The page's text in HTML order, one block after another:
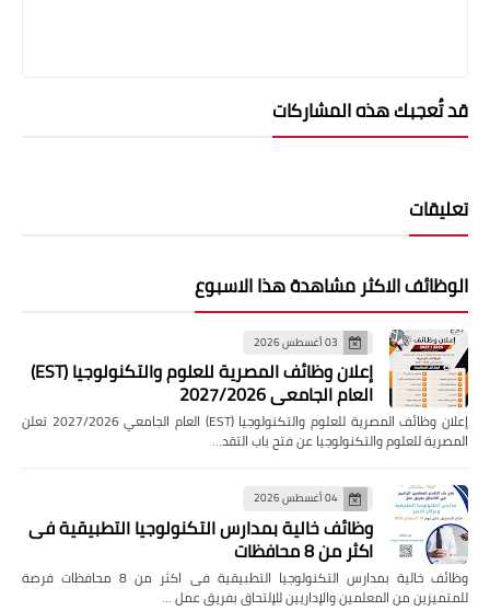
قد تُعجبك هذه المشاركات
تعليقات
الوظائف الاكثر مشاهدة هذا الاسبوع
03 أغسطس 2026
إعلان وظائف المصرية للعلوم والتكنولوجيا (EST)
العام الجامعي 2027/2026
إعلان وظائف المصرية للعلوم والتكنولوجيا (EST) العام الجامعي 2027/2026 تعلن
المصرية للعلوم والتكنولوجيا عن فتح باب التقد…
04 أغسطس 2026
وظائف خالية بمدارس التكنولوجيا التطبيقية فى
اكثر من 8 محافظات
وظائف خالية بمدارس التكنولوجيا التطبيقية فى اكثر من 8 محافظات فرصة
للمتميزين من المعلمين والإداريين للإلتحاق بفريق عمل …